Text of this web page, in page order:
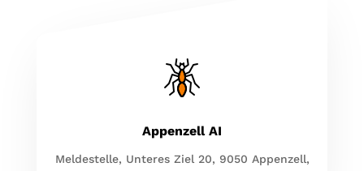
Appenzell AI
Meldestelle, Unteres Ziel 20, 9050 Appenzell,